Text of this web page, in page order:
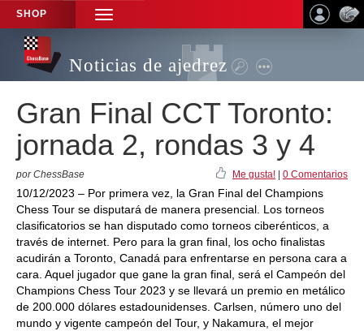
SHOP
TOGGLE
NAVIGATION
Noticias de ajedrez
Gran Final CCT Toronto:
jornada 2, rondas 3 y 4
por ChessBase Me gusta! 0 Comentarios
10/12/2023 – Por primera vez, la Gran Final del Champions
Chess Tour se disputará de manera presencial. Los torneos
clasificatorios se han disputado como torneos ciberénticos, a
través de internet. Pero para la gran final, los ocho finalistas
acudirán a Toronto, Canadá para enfrentarse en persona cara a
cara. Aquel jugador que gane la gran final, será el Campeón del
Champions Chess Tour 2023 y se llevará un premio en metálico
de 200.000 dólares estadounidenses. Carlsen, número uno del
mundo y vigente campeón del Tour, y Nakamura, el mejor